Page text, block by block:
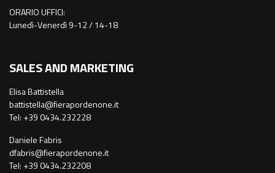
ORARIO UFFICI:
Lunedì-Venerdì 9-12 / 14-18
SALES AND MARKETING
Elisa Battistella
battistella@fierapordenone.it
Tel: +39 0434.232228
Daniele Fabris
dfabris@fierapordenone.it
Tel: +39 0434.232208